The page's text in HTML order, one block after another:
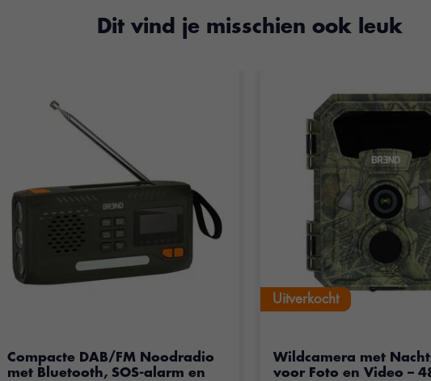
Dit vind je misschien ook leuk
Compacte DAB/FM Noodradio
met Bluetooth, SOS-alarm en
Wildcamera met
voor Foto en Video –
Uitverkocht
Uitverkocht